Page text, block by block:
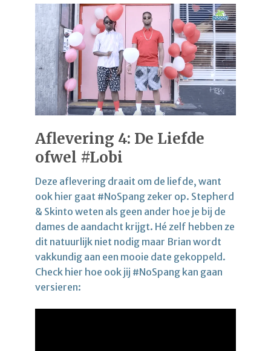
Aflevering 4: De Liefde
ofwel #Lobi
Deze aflevering draait om de liefde, want
ook hier gaat #NoSpang zeker op. Stepherd
& Skinto weten als geen ander hoe je bij de
dames de aandacht krijgt. Hé zelf hebben ze
dit natuurlijk niet nodig maar Brian wordt
vakkundig aan een mooie date gekoppeld.
Check hier hoe ook jij #NoSpang kan gaan
versieren: